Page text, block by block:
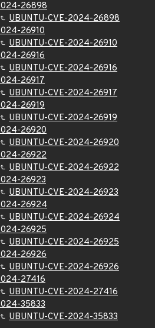
26898
UBUNTU-CVE-2024-26898
26910
UBUNTU-CVE-2024-26910
26916
UBUNTU-CVE-2024-26916
26917
UBUNTU-CVE-2024-26917
26919
UBUNTU-CVE-2024-26919
26920
UBUNTU-CVE-2024-26920
26922
UBUNTU-CVE-2024-26922
26923
UBUNTU-CVE-2024-26923
26924
UBUNTU-CVE-2024-26924
26925
UBUNTU-CVE-2024-26925
26926
UBUNTU-CVE-2024-26926
27416
UBUNTU-CVE-2024-27416
35833
UBUNTU-CVE-2024-35833